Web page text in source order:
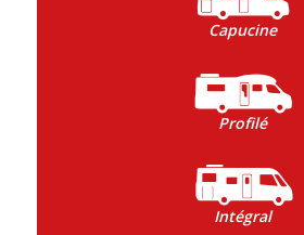
Capucine
Profilé
Intégral